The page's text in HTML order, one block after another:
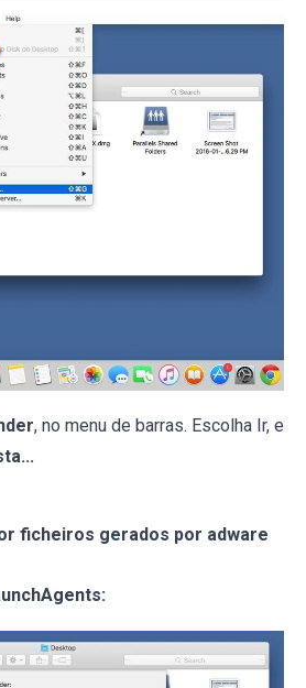
, no menu de barras. Escolha Ir, e
ficheiros gerados por adware